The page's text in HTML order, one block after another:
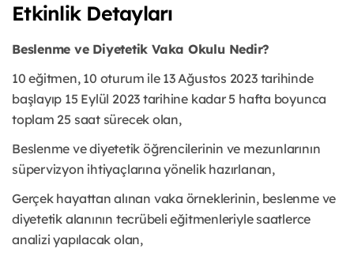
Etkinlik Detayları
Beslenme ve Diyetetik Vaka Okulu Nedir?
10 eğitmen, 10 oturum ile 13 Ağustos 2023 tarihinde
başlayıp 15 Eylül 2023 tarihine kadar 5 hafta boyunca
toplam 25 saat sürecek olan,
Beslenme ve diyetetik öğrencilerinin ve mezunlarının
süpervizyon ihtiyaçlarına yönelik hazırlanan,
Gerçek hayattan alınan vaka örneklerinin, beslenme ve
diyetetik alanının tecrübeli eğitmenleriyle saatlerce
analizi yapılacak olan,